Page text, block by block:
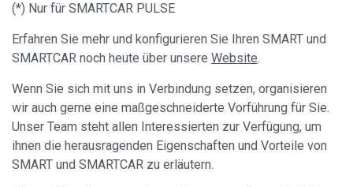
(*) Nur für SMARTCAR PULSE
Erfahren Sie mehr und konfigurieren Sie Ihren SMART und
SMARTCAR noch heute über unsere Website.
Wenn Sie sich mit uns in Verbindung setzen, organisieren
wir auch gerne eine maßgeschneiderte Vorführung für Sie.
Unser Team steht allen Interessierten zur Verfügung, um
ihnen die herausragenden Eigenschaften und Vorteile von
SMART und SMARTCAR zu erläutern.